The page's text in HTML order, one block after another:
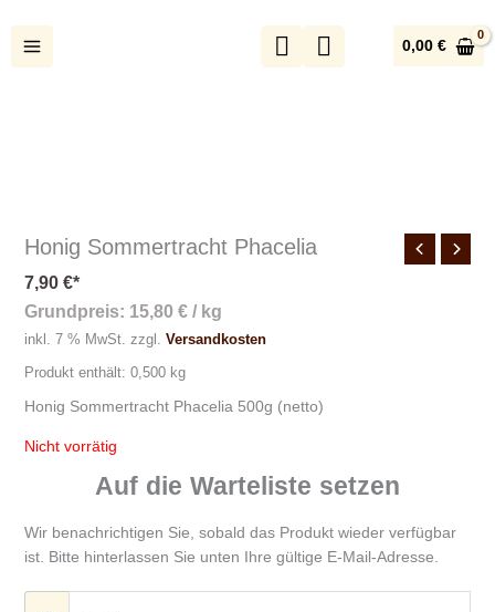
0,00 €
Honig Sommertracht Phacelia
7,90 €*
Grundpreis: 15,80 €/ kg
inkl. 7 % MwSt. zzgl. Versandkosten
Produkt enthält: 0,500 kg
Honig Sommertracht Phacelia 500g (netto)
Nicht vorrätig
Auf die Warteliste setzen
Wir benachrichtigen Sie, sobald das Produkt wieder verfügbar
ist. Bitte hinterlassen Sie unten Ihre gültige E-Mail-Adresse.